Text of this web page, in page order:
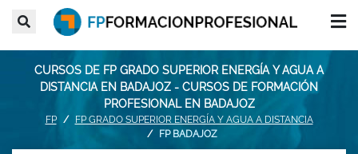
CURSOS DE FP GRADO SUPERIOR ENERGÍA Y AGUA A
DISTANCIA EN BADAJOZ - CURSOS DE FORMACIÓN
PROFESIONAL EN BADAJOZ
FP
FP GRADO SUPERIOR ENERGÍA Y AGUA A DISTANCIA
FP BADAJOZ